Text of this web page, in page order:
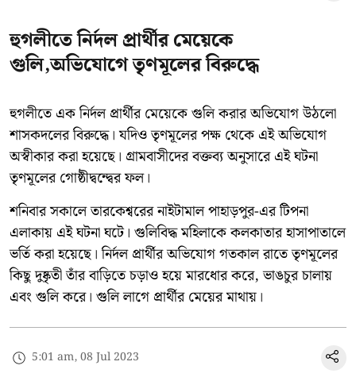
হুগলীতে নির্দল প্রার্থীর মেয়েকে
গুলি,অভিযোগে তৃণমূলের বিরুদ্ধে
হুগলীতে এক নির্দল প্রার্থীর মেয়েকে গুলি করার অভিযোগ উঠলো
শাসকদলের বিরুদ্ধে। যদিও তৃণমূলের পক্ষ থেকে এই অভিযোগ
অস্বীকার করা হয়েছে। গ্রামবাসীদের বক্তব্য অনুসারে এই ঘটনা
তৃণমূলের গোষ্ঠীদ্বন্দ্বের ফল।
শনিবার সকালে তারকেশ্বরের নাইটামাল পাহাড়পুর-এর টিপনা
এলাকায় এই ঘটনা ঘটে। গুলিবিদ্ধ মহিলাকে কলকাতার হাসাপাতালে
ভর্তি করা হয়েছে। নির্দল প্রার্থীর অভিযোগ গতকাল রাতে তৃণমূলের
কিছু দুষ্কৃতী তাঁর বাড়িতে চড়াও হয়ে মারধোর করে, ভাঙচুর চালায়
এবং গুলি করে। গুলি লাগে প্রার্থীর মেয়ের মাথায়।
5:01 am, 08 Jul 2023